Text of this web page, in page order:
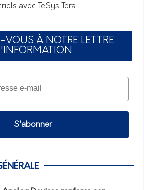
avec TeSys Tera
À NOTRE LETTRE
S'abonner